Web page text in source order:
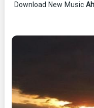
Download New Music